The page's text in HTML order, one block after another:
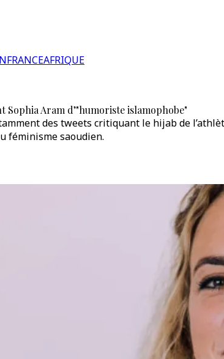
FRANCEAFRIQUE
Aram d’"humoriste islamophobe"
des tweets critiquant le hijab de
féminisme saoudien.